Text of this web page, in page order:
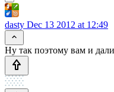
dasty Dec 13 2012 at 12:49
Ну так поэтому вам и